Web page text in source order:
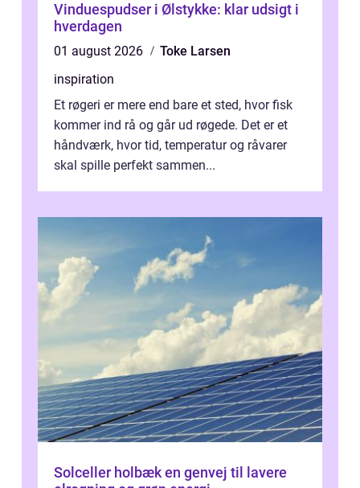
Vinduespudser i Ølstykke: klar udsigt i
hverdagen
01 august 2026
Toke Larsen
inspiration
Et røgeri er mere end bare et sted, hvor fisk
kommer ind rå og går ud røgede. Det er et
håndværk, hvor tid, temperatur og råvarer
skal spille perfekt sammen...
Solceller holbæk en genvej til lavere